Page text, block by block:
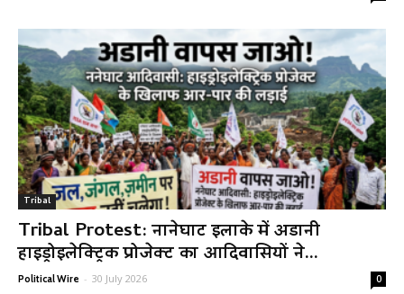
Tribal
Tribal Protest: नानेघाट इलाके में अडानी
हाइड्रोइलेक्ट्रिक प्रोजेक्ट का आदिवासियों ने...
Political Wire - 30 July 2026 0